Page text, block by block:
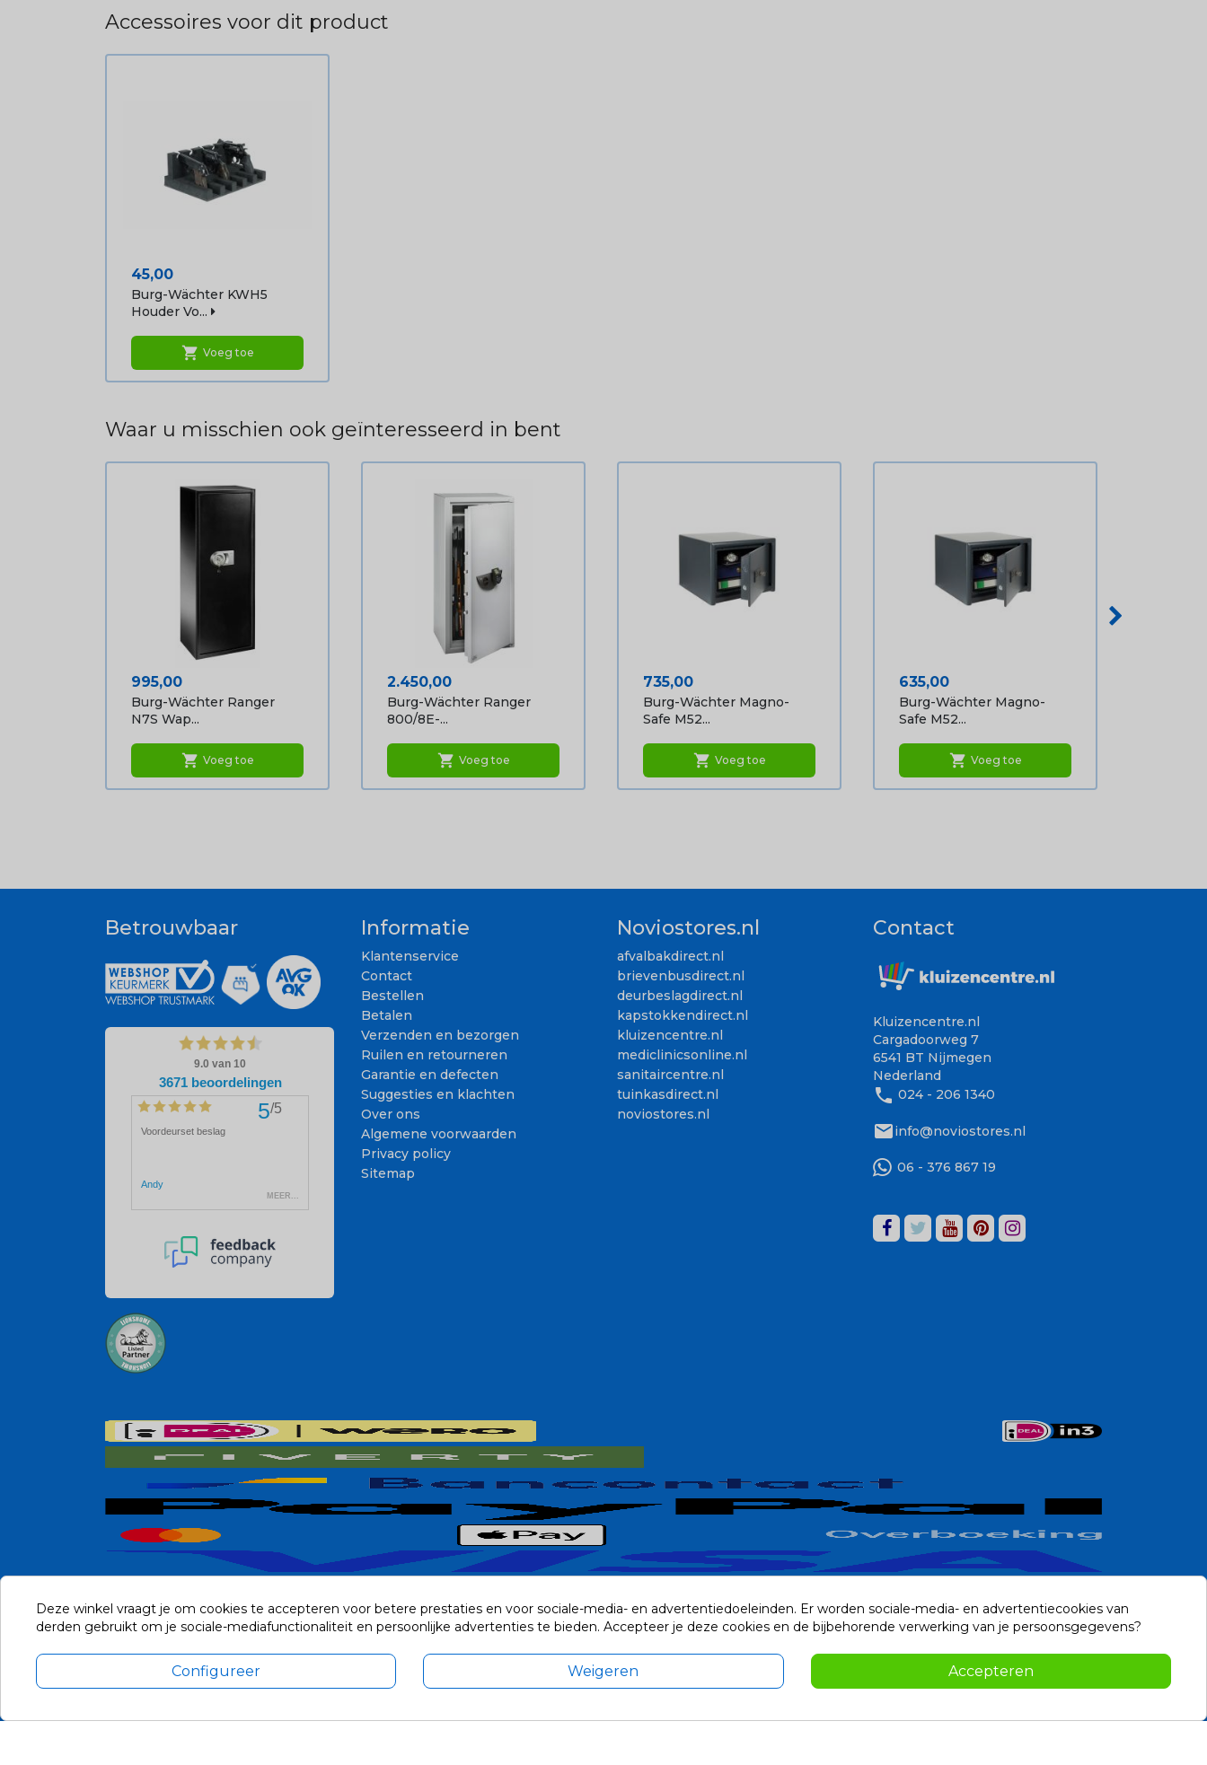
Accessoires voor dit product
Prijs
45,00
Burg-Wächter KWH5
Houder Vo...
shopping_cart Voeg toe
Waar u misschien ook geïnteresseerd in bent
Prijs
995,00
Burg-Wächter Ranger
N7S Wap...
shopping_cart Voeg toe
Prijs
2.450,00
Burg-Wächter Ranger
800/8E-...
shopping_cart Voeg toe
Prijs
735,00
Burg-Wächter Magno-
Safe M52...
shopping_cart Voeg toe
Prijs
635,00
Burg-Wächter Magno-
Safe M52...
shopping_cart Voeg toe
Betrouwbaar Informatie
Klantenservice
Contact
Bestellen
Betalen
Verzenden en bezorgen
Ruilen en retourneren
Garantie en defecten
Suggesties en klachten
Over ons
Algemene voorwaarden
Privacy policy
Sitemap
Noviostores.nl
afvalbakdirect.nl
brievenbusdirect.nl
deurbeslagdirect.nl
kapstokkendirect.nl
kluizencentre.nl
mediclinicsonline.nl
sanitaircentre.nl
tuinkasdirect.nl
noviostores.nl
Contact
Kluizencentre.nl
Cargadoorweg 7
6541 BT Nijmegen
Nederland
phone 024 - 206 1340
mailinfo@noviostores.nl
06 - 376 867 19
Alle prijzen zijn in Euro, inclusief BTW en andere heffingen en exclusief eventuele verzendkosten.
© 2014-2026 Noviostores.nl. Alle rechten voorbehouden.
Deze winkel vraagt je om cookies te accepteren voor betere prestaties en voor sociale-media- en advertentiedoeleinden. Er worden sociale-media- en advertentiecookies van
derden gebruikt om je sociale-mediafunctionaliteit en persoonlijke advertenties te bieden. Accepteer je deze cookies en de bijbehorende verwerking van je persoonsgegevens?
Configureer Weigeren Accepteren